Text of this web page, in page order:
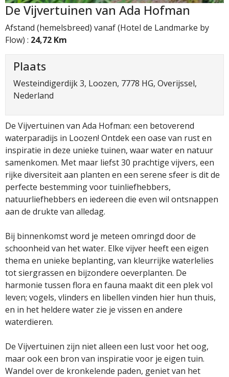
De Vijvertuinen van Ada Hofman
Afstand (hemelsbreed) vanaf (Hotel de Landmarke by
Flow) : 24,72 Km
Plaats
Westeindigerdijk 3, Loozen, 7778 HG, Overijssel,
Nederland
De Vijvertuinen van Ada Hofman: een betoverend
waterparadijs in Loozen! Ontdek een oase van rust en
inspiratie in deze unieke tuinen, waar water en natuur
samenkomen. Met maar liefst 30 prachtige vijvers, een
rijke diversiteit aan planten en een serene sfeer is dit de
perfecte bestemming voor tuinliefhebbers,
natuurliefhebbers en iedereen die even wil ontsnappen
aan de drukte van alledag.
Bij binnenkomst word je meteen omringd door de
schoonheid van het water. Elke vijver heeft een eigen
thema en unieke beplanting, van kleurrijke waterlelies
tot siergrassen en bijzondere oeverplanten. De
harmonie tussen flora en fauna maakt dit een plek vol
leven; vogels, vlinders en libellen vinden hier hun thuis,
en in het heldere water zie je vissen en andere
waterdieren.
De Vijvertuinen zijn niet alleen een lust voor het oog,
maar ook een bron van inspiratie voor je eigen tuin.
Wandel over de kronkelende paden, geniet van het